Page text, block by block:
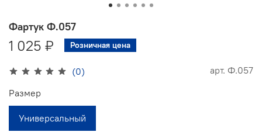
(0) арт. Ф.057
Фартук Ф.057
1 025 ₽ Розничная цена
Размер
Универсальный